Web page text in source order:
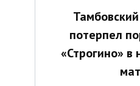
потерпел
«Строгино»